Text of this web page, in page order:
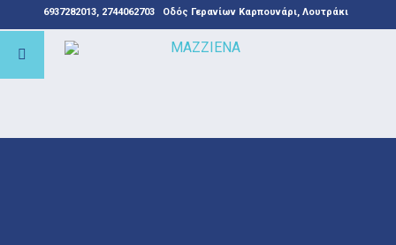
6937282013, 2744062703 Οδός Γερανίων Καρπουνάρι, Λουτράκι